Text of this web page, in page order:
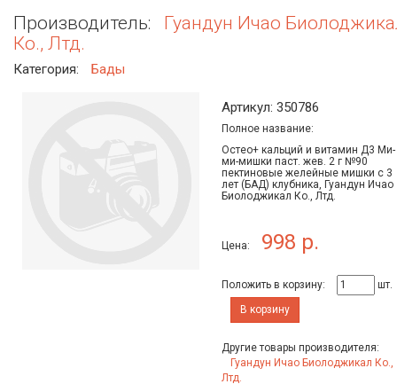
Производитель:
Гуандун Ичао
Ко., Лтд.
Категория: Бады
Артикул: 350786
Полное название:
Остео+ кальций и витамин Д3 Ми-
ми-мишки паст. жев. 2 г №90
пектиновые желейные мишки с 3
лет (БАД) клубника, Гуандун Ичао
Биолоджикал Ко., Лтд.
Цена: 998 р.
Положить в корзину:
шт.
В корзину
Другие товары производителя:
Гуандун Ичао Биолоджикал Ко.,
Лтд.